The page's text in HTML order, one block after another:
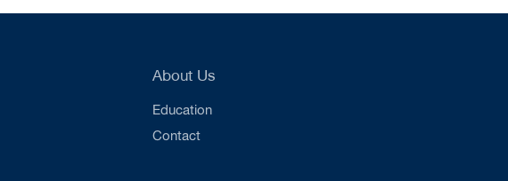
About Us
Education
Contact